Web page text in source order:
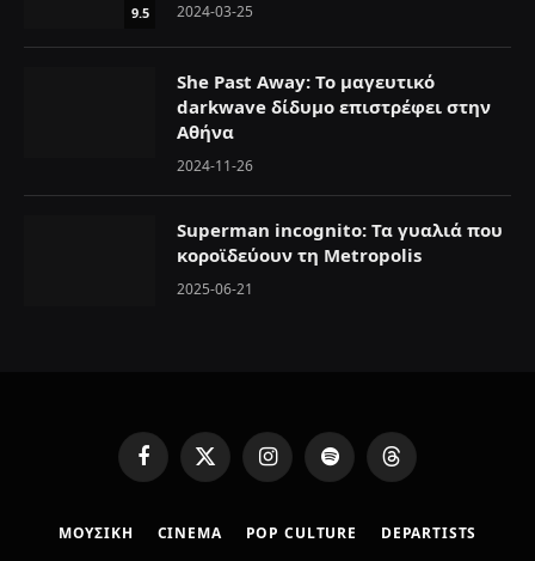
9.5 2024-03-25
She Past Away: Το μαγευτικό
darkwave δίδυμο επιστρέφει στην
Αθήνα
2024-11-26
Superman incognito: Τα γυαλιά που
κοροϊδεύουν τη Metropolis
2025-06-21
F
X
w
I
t
S
t
T
e
ΜΟΥΣΙΚΗ CINEMA POP CULTURE DEPARTISTS